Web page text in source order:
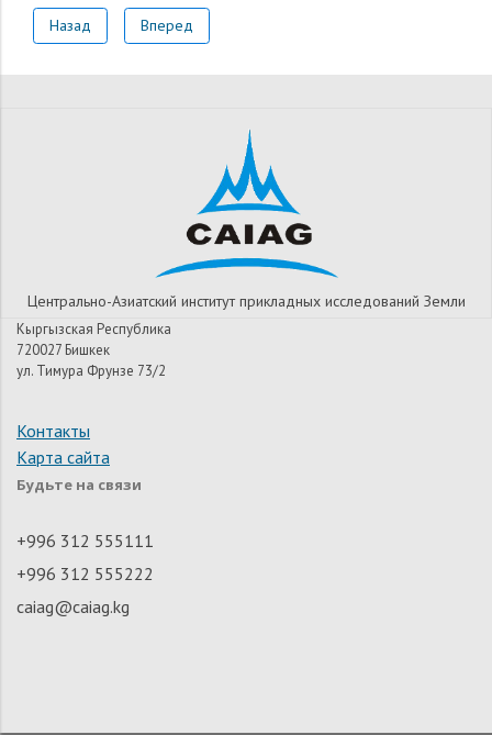
Назад Вперед
Центрально-Азиатский институт прикладных исследований Земли
Кыргызская Республика
720027 Бишкек
ул. Тимура Фрунзе 73/2
Контакты
Карта сайта
Будьте на связи
+996 312 555111
+996 312 555222
caiag@caiag.kg